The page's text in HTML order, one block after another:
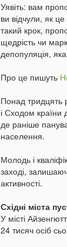
Уявіть: вам
ви відчули, як
такий крок,
щедрість чи
депопуляція,
Про це пишуть
Понад тридцять
і Сходом країни
де раніше
населення.
Молодь і
заході,
активності.
Східні міста
У місті
24 тисяч осіб